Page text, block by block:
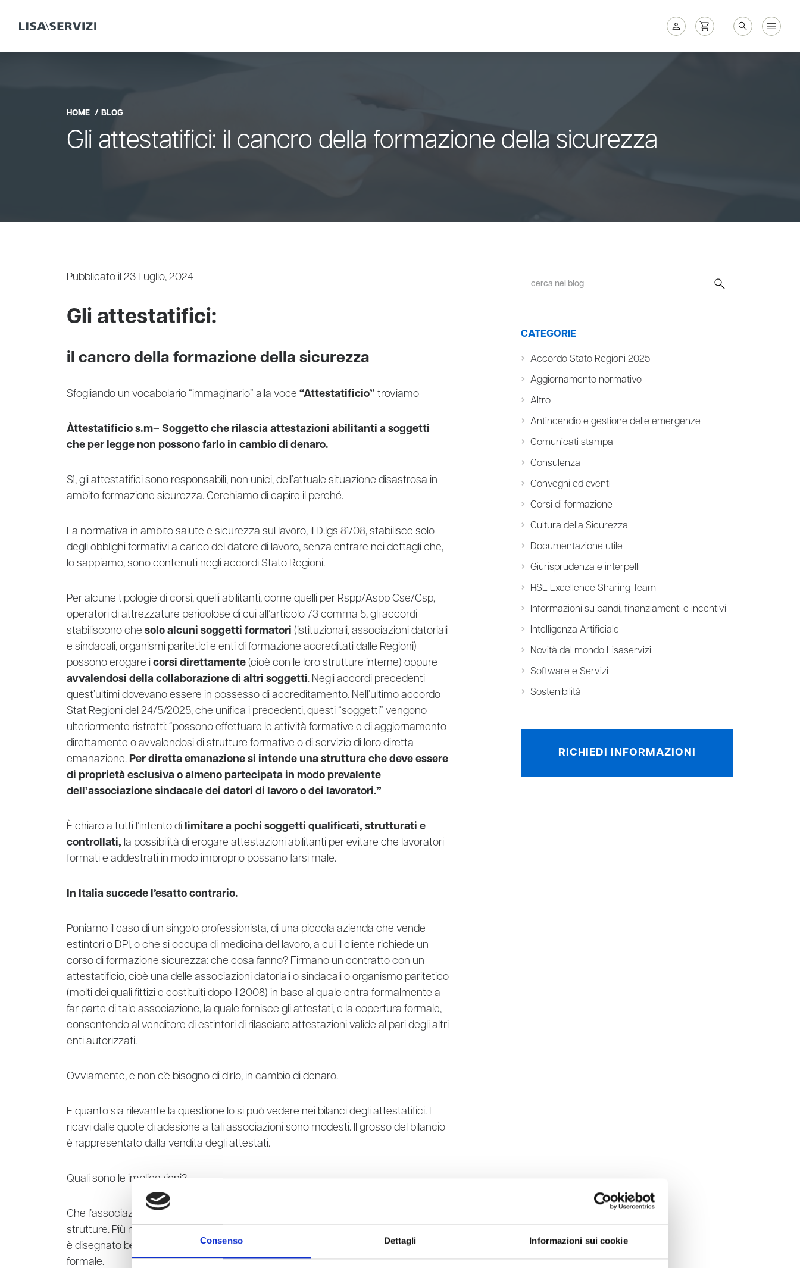
Consenso Dettagli Informazioni sui cookie
HOME BLOG
Gli attestatifici: il cancro della formazione della sicurezza
Pubblicato il 23 Luglio, 2024
Gli attestatifici:
il cancro della formazione della sicurezza
Sfogliando un vocabolario “immaginario” alla voce “Attestatificio” troviamo
Àttestatificio s.m– Soggetto che rilascia attestazioni abilitanti a soggetti
che per legge non possono farlo in cambio di denaro.
Sì, gli attestatifici sono responsabili, non unici, dell’attuale situazione disastrosa in
ambito formazione sicurezza. Cerchiamo di capire il perché.
La normativa in ambito salute e sicurezza sul lavoro, il D.lgs 81/08, stabilisce solo
degli obblighi formativi a carico del datore di lavoro, senza entrare nei dettagli che,
lo sappiamo, sono contenuti negli accordi Stato Regioni.
Per alcune tipologie di corsi, quelli abilitanti, come quelli per Rspp/Aspp Cse/Csp,
operatori di attrezzature pericolose di cui all’articolo 73 comma 5, gli accordi
stabiliscono che solo alcuni soggetti formatori (istituzionali, associazioni datoriali
e sindacali, organismi paritetici e enti di formazione accreditati dalle Regioni)
possono erogare i corsi direttamente (cioè con le loro strutture interne) oppure
avvalendosi della collaborazione di altri soggetti. Negli accordi precedenti
quest’ultimi dovevano essere in possesso di accreditamento. Nell’ultimo accordo
Stat Regioni del 24/5/2025, che unifica i precedenti, questi “soggetti” vengono
ulteriormente ristretti: “possono effettuare le attività formative e di aggiornamento
direttamente o avvalendosi di strutture formative o di servizio di loro diretta
emanazione. Per diretta emanazione si intende una struttura che deve essere
di proprietà esclusiva o almeno partecipata in modo prevalente
dell’associazione sindacale dei datori di lavoro o dei lavoratori.”
È chiaro a tutti l’intento di
limitare a pochi soggetti qualificati, strutturati e
controllati, la possibilità di erogare attestazioni abilitanti per evitare che lavoratori
formati e addestrati in modo improprio possano farsi male.
In Italia succede l’esatto contrario.
Poniamo il caso di un singolo professionista, di una piccola azienda che vende
estintori o DPI, o che si occupa di medicina del lavoro, a cui il cliente richiede un
corso di formazione sicurezza: che cosa fanno? Firmano un contratto con un
attestatificio, cioè una delle associazioni datoriali o sindacali o organismo paritetico
(molti dei quali fittizi e costituiti dopo il 2008) in base al quale entra formalmente a
far parte di tale associazione, la quale fornisce gli attestati, e la copertura formale,
consentendo al venditore di estintori di rilasciare attestazioni valide al pari degli altri
enti autorizzati.
Ovviamente, e non c’è bisogno di dirlo, in cambio di denaro.
E quanto sia rilevante la questione lo si può vedere nei bilanci degli attestatifici. I
ricavi dalle quote di adesione a tali associazioni sono modesti. Il grosso del bilancio
è rappresentato dalla vendita degli attestati.
Quali sono le implicazioni?
Che l’associazione considera “clienti” e non fornitori questi professionisti o piccole
strutture. Più ne ha e più fattura. Più ne ha e meno li controlla. Anche se il processo
è disegnato bene, rimane il fatto che non vi è alcun controllo sostanziale. È solo
formale.
CATEGORIE
Accordo Stato Regioni 2025
Aggiornamento normativo
Altro
Antincendio e gestione delle emergenze
Comunicati stampa
Consulenza
Convegni ed eventi
Corsi di formazione
Cultura della Sicurezza
Documentazione utile
Giurisprudenza e interpelli
HSE Excellence Sharing Team
Informazioni su bandi, finanziamenti e incentivi
Intelligenza Artificiale
Novità dal mondo Lisaservizi
Software e Servizi
Sostenibilità
RICHIEDI INFORMAZIONI